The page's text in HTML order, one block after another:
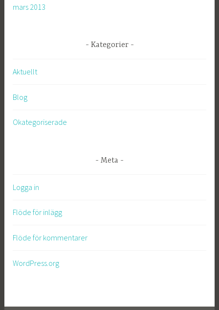
mars 2013
Kategorier
Aktuellt
Blog
Okategoriserade
Meta
Logga in
Flöde för inlägg
Flöde för kommentarer
WordPress.org